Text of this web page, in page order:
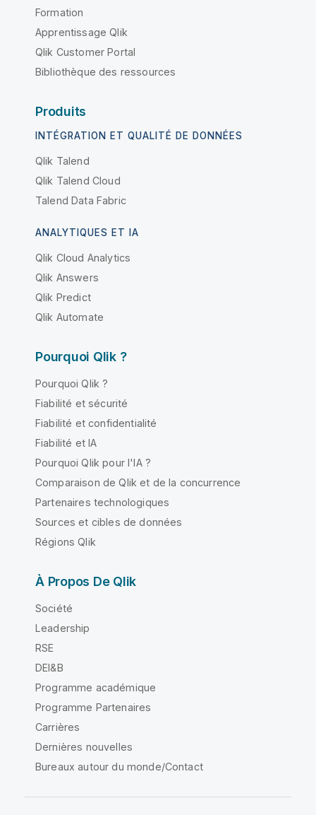
Formation
Apprentissage Qlik
Qlik Customer Portal
Bibliothèque des ressources
Produits
INTÉGRATION ET QUALITÉ DE DONNÉES
Qlik Talend
Qlik Talend Cloud
Talend Data Fabric
ANALYTIQUES ET IA
Qlik Cloud Analytics
Qlik Answers
Qlik Predict
Qlik Automate
Pourquoi Qlik ?
Pourquoi Qlik ?
Fiabilité et sécurité
Fiabilité et confidentialité
Fiabilité et IA
Pourquoi Qlik pour l'IA ?
Comparaison de Qlik et de la concurrence
Partenaires technologiques
Sources et cibles de données
Régions Qlik
À Propos De Qlik
Société
Leadership
RSE
DEI&B
Programme académique
Programme Partenaires
Carrières
Dernières nouvelles
Bureaux autour du monde/Contact